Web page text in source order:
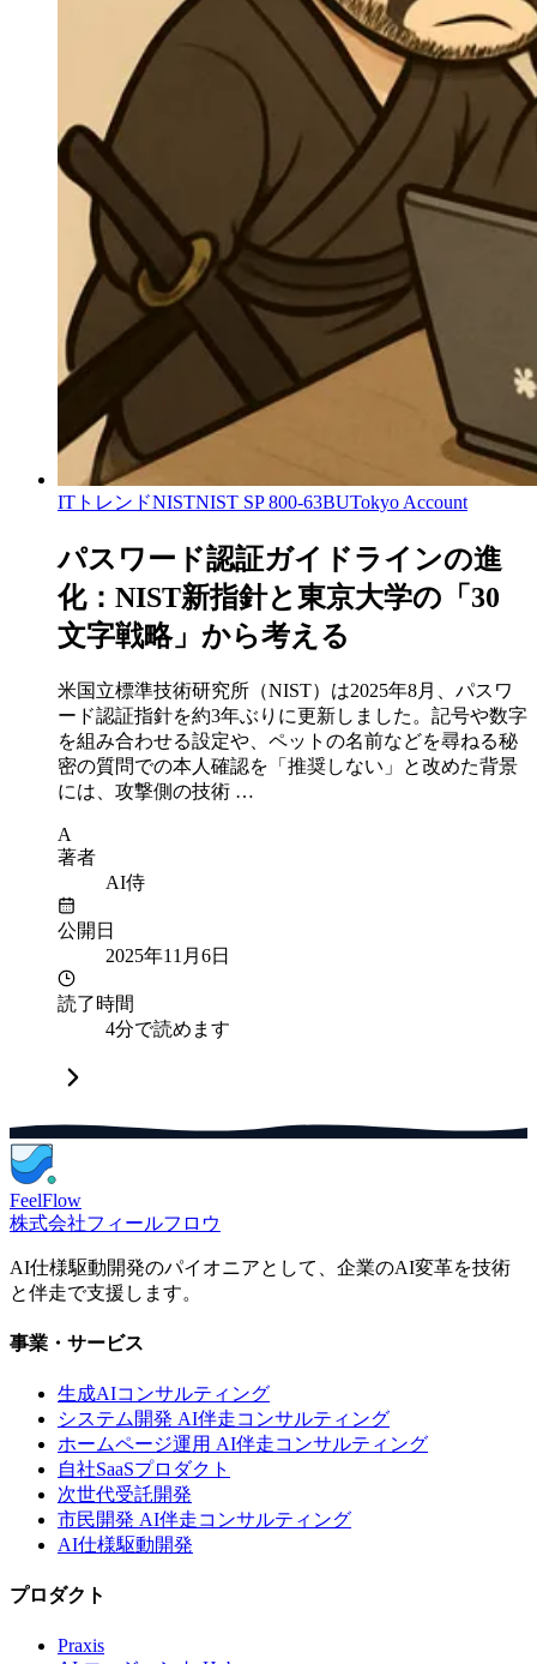
ITトレンドNISTNIST SP 800-63BUTokyo Account
パスワード認証ガイドラインの進
化：NIST新指針と東京大学の「30
文字戦略」から考える
米国立標準技術研究所（NIST）は2025年8月、パスワ
ード認証指針を約3年ぶりに更新しました。記号や数字
を組み合わせる設定や、ペットの名前などを尋ねる秘
密の質問での本人確認を「推奨しない」と改めた背景
には、攻撃側の技術 …
A
著者
AI侍
公開日
2025年11月6日
読了時間
4分で読めます
FeelFlow
株式会社フィールフロウ
AI仕様駆動開発のパイオニアとして、企業のAI変革を技術
と伴走で支援します。
事業・サービス
生成AIコンサルティング
システム開発 AI伴走コンサルティング
ホームページ運用 AI伴走コンサルティング
自社SaaSプロダクト
次世代受託開発
市民開発 AI伴走コンサルティング
AI仕様駆動開発
プロダクト
Praxis